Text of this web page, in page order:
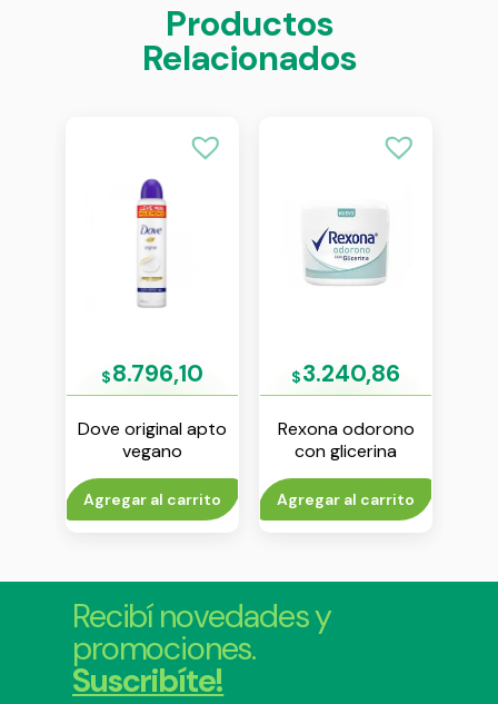
Productos
Relacionados
$8.796,10
Dove original apto
vegano
antitranspirante en
aerosol x 250 ml
Agregar al carrito
$3.240,86
Rexona odorono
con glicerina
antitranspirante en
crema x 60 g
Agregar al carrito
Recibí novedades y
promociones.
Suscribíte!